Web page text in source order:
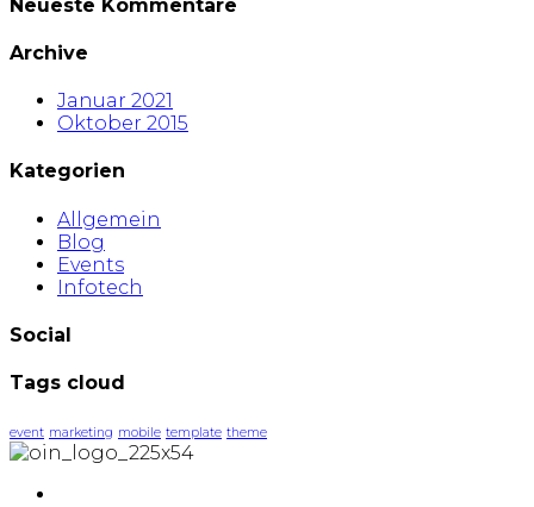
Neueste Kommentare
Archive
Januar 2021
Oktober 2015
Kategorien
Allgemein
Blog
Events
Infotech
Social
Tags cloud
event marketing mobile template theme